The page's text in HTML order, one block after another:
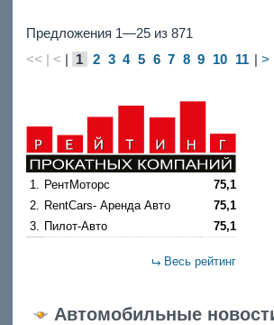
Предложения 1—25 из 871
<< | < | 1 2 3 4 5 6 7 8 9 10 11 | >
1. РентМоторс
75,1
2.
RentCars- Аренда Авто
75,1
3.
Пилот-Авто 75,1
Весь рейтинг
Автомобильные